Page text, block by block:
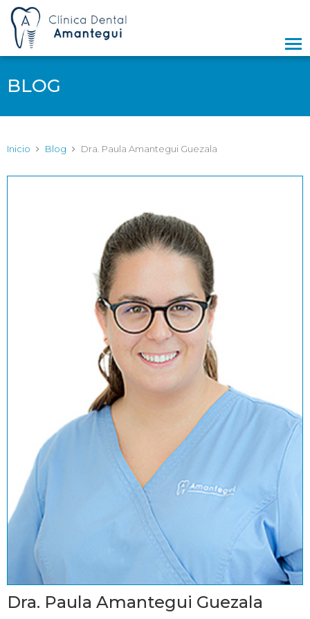
BLOG
Inicio Blog Dra. Paula Amantegui Guezala
Dra. Paula Amantegui Guezala